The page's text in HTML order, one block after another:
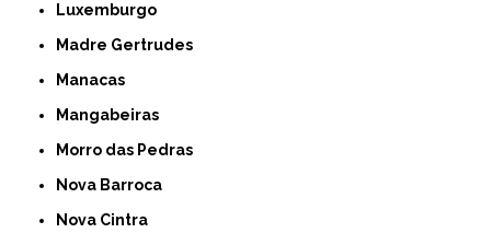
Luxemburgo
Madre Gertrudes
Manacas
Mangabeiras
Morro das Pedras
Nova Barroca
Nova Cintra